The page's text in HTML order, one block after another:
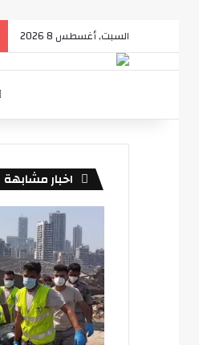
السبت, أغسطس 8 2026
اخبار مشابهة